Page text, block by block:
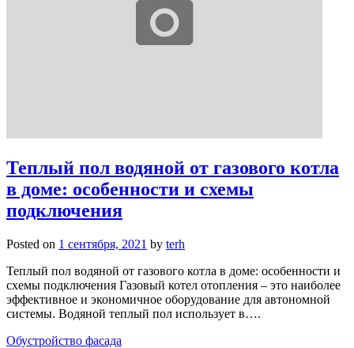
Теплый пол водяной от газового котла
в доме: особенности и схемы
подключения
Posted on 1 сентября, 2021 by terh
Теплый пол водяной от газового котла в доме: особенности и
схемы подключения Газовый котел отопления – это наиболее
эффективное и экономичное оборудование для автономной
системы. Водяной теплый пол использует в….
Обустройство фасада